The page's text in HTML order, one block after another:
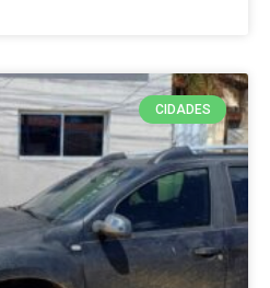
CIDADES